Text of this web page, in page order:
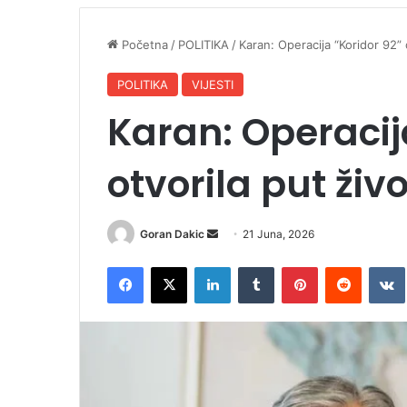
Početna/ POLITIKA/ Karan: Operacija “Koridor
POLITIKA VIJESTI
Karan:
otvorila put
Goran Dakic
a
21 Juna, 2026